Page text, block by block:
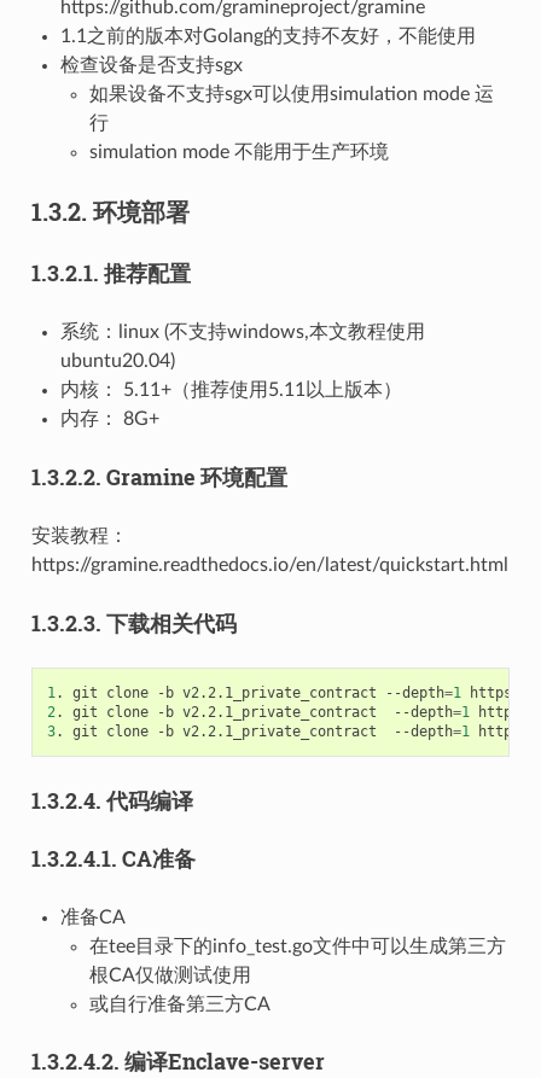
https://github.com/gramineproject/gramine
1.1之前的版本对Golang的支持不友好，不能使用
检查设备是否支持sgx
如果设备不支持sgx可以使用simulation mode 运
行
simulation mode 不能用于生产环境
1.3.2. 环境部署
1.3.2.1. 推荐配置
系统：linux (不支持windows,本文教程使用
ubuntu20.04)
内核： 5.11+（推荐使用5.11以上版本）
内存： 8G+
1.3.2.2. Gramine 环境配置
安装教程：
https://gramine.readthedocs.io/en/latest/quickstart.html
1.3.2.3. 下载相关代码
1. git clone -b v2.2.1_private_contract --depth=1
2. git clone -b v2.2.1_private_contract --depth=1
3. git clone -b v2.2.1_private_contract --depth=1
1.3.2.4. 代码编译
1.3.2.4.1. CA准备
准备CA
在tee目录下的info_test.go文件中可以生成第三方
根CA仅做测试使用
或自行准备第三方CA
1.3.2.4.2. 编译Enclave-server